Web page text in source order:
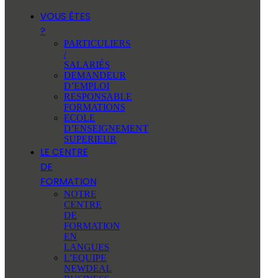
VOUS ÊTES
?
PARTICULIERS
/
SALARIÉS
DEMANDEUR
D’EMPLOI
RESPONSABLE
FORMATIONS
ECOLE
D’ENSEIGNEMENT
SUPERIEUR
LE CENTRE
DE
FORMATION
NOTRE
CENTRE
DE
FORMATION
EN
LANGUES
L’EQUIPE
NEWDEAL